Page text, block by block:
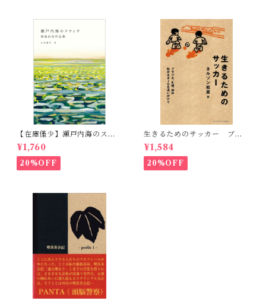
【在庫僅少】瀬戸内海のスケ
ッチ 黒島伝治作品集
¥1,760
20%OFF
生きるためのサッカー ブラ
ジル、札幌、神戸 転がるボ
ールを追いかけて
¥1,584
20%OFF